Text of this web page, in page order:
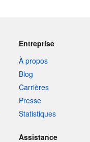
Entreprise
À propos
Blog
Carrières
Presse
Statistiques
Assistance